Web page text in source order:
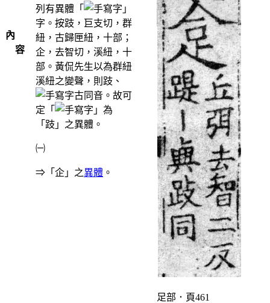
內
容
列有異體「
」
字。按跂，巨支切，群
紐，古歸匣紐，十部；
企，去智切，溪紐，十
部。黃侃先生以為群紐
溪紐之變聲，則跂、
古同音。故可
定「
」為
「跂」之異體。
㈠
⇒「企」之異體 。
足部．頁461